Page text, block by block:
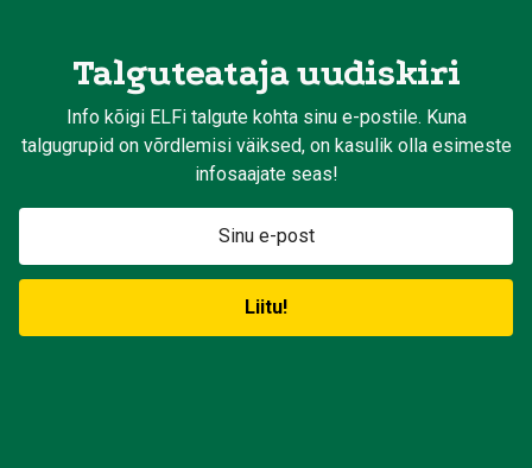
Talguteataja uudiskiri
Info kõigi ELFi talgute kohta sinu e-postile. Kuna
talgugrupid on võrdlemisi väiksed, on kasulik olla esimeste
infosaajate seas!